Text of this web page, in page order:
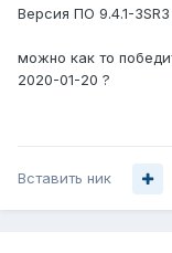
Версия ПО 9.4.1-3SR3
можно как то
2020-01-20 ?
Вставить ник